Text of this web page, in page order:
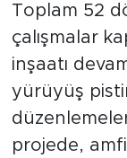
Toplam 52
çalışmalar
inşaatı
yürüyüş
projede,